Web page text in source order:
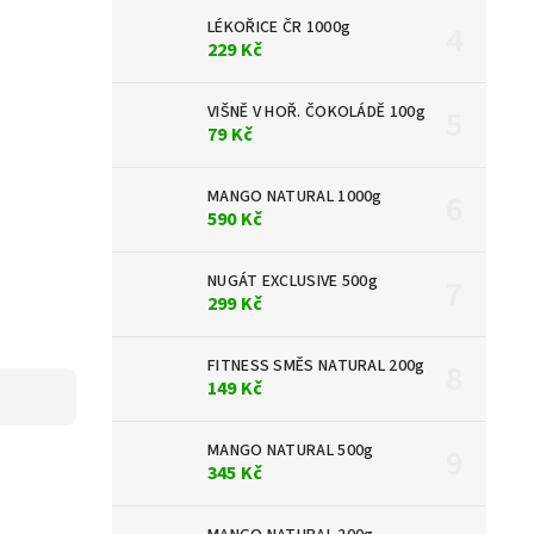
LÉKOŘICE ČR 1000g
229 Kč
VIŠNĚ V HOŘ. ČOKOLÁDĚ 100g
79 Kč
MANGO NATURAL 1000g
590 Kč
NUGÁT EXCLUSIVE 500g
299 Kč
FITNESS SMĚS NATURAL 200g
149 Kč
MANGO NATURAL 500g
345 Kč